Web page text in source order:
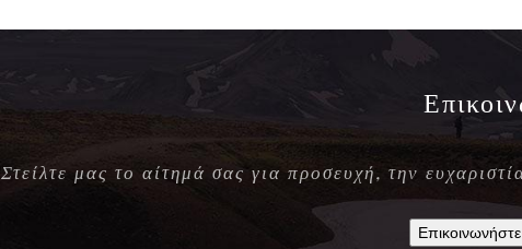
Στείλτε μας το αίτημά σας για προσευχή, την